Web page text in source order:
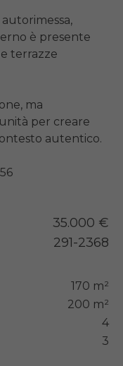
è presente
terrazze
ma
per creare
autentico.
35.000 €
291-2368
170 m²
200 m²
4
3